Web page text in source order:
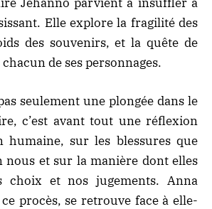
Elle explore la fragilité des
des souvenirs, et la quête de
de ses personnages.
seulement une plongée dans le
c’est avant tout une réflexion
humaine, sur les blessures que
nous et sur la manière dont elles
choix et nos jugements. Anna
procès, se retrouve face à elle-